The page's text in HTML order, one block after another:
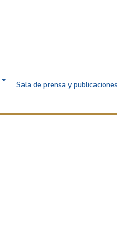
Sala de prensa y publicaciones